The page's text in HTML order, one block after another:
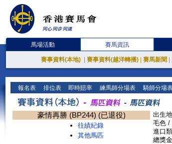
馬場活動 賽馬資訊
賽事資料(本地) 賽事資料(越洋轉播) 賽馬新聞
報名表 排位表 即時賠率 練馬師分場表 騎師分場
豪情再勝 (BP244) (已退役)
往績紀錄
其他馬匹
出生地
毛色 /
進口
總獎